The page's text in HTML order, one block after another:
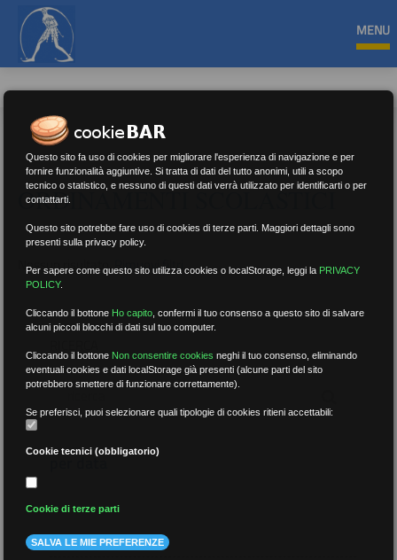
MENU
ORDINAMENTI SCOLASTICI
Nessun risultato.Rimuovi filtri
per data
Questo sito fa uso di cookies per migliorare l'esperienza di navigazione e per
fornire funzionalità aggiuntive. Si tratta di dati del tutto anonimi, utili a scopo
tecnico o statistico, e nessuno di questi dati verrà utilizzato per identificarti o per
contattarti.
Questo sito potrebbe fare uso di cookies di terze parti. Maggiori dettagli sono
presenti sulla privacy policy.
Per sapere come questo sito utilizza cookies o localStorage, leggi la PRIVACY
POLICY.
Cliccando il bottone Ho capito ,confermi il tuo consenso a questo sito di salvare
alcuni piccoli blocchi di dati sul tuo computer.
Cliccando il bottone Non consentire cookies neghi il tuo consenso, eliminando
eventuali cookies e dati localStorage già presenti (alcune parti del sito
potrebbero smettere di funzionare correttamente).
Se preferisci, puoi selezionare quali tipologie di cookies ritieni accettabili:
Cookie tecnici (obbligatorio)
Cookie di terze parti
SALVA LE MIE PREFERENZE